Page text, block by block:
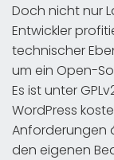
Doch nicht nur
Entwickler
technischer
um ein Open-
Es ist unter
WordPress
Anforderungen
den eigenen